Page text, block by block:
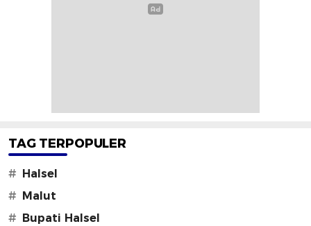
TAG TERPOPULER
#
Halsel
#
Malut
#
Bupati Halsel